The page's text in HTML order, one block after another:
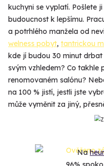
kuchyni se vyplatí. Pošlete
budoucnost k lepšímu.
a potrhlého manžela od
welness pobyt, tantrickou
kde jí budou 30 minut
svým vzhledem? Co takhle
renomovaném salónu?
na 100 % jistí, jestli jste
může vyměnit za jiný,
Na